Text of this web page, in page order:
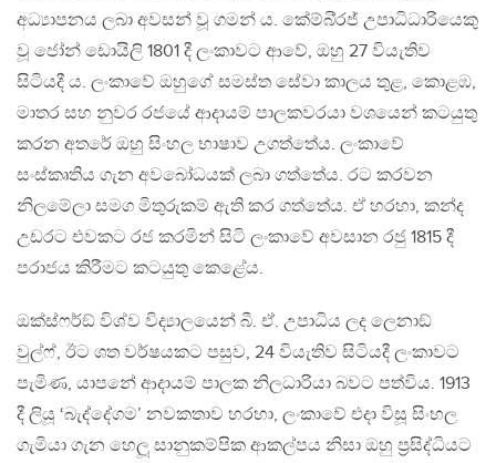
අධ්‍යාපනය ලබා අවසන් වූ ගමන් ය. කේම්බි‍්‍රජ් උපාධිධාරියෙකු
වූ ජෝන් ඩොයිලි 1801 දී ලංකාවට ආවේ, ඔහු 27 වියැතිව
සිටියදී ය. ලංකාවේ ඔහුගේ සමස්ත සේවා කාලය තුළ, කොළඹ,
මාතර සහ නුවර රජයේ ආදායම් පාලකවරයා වශයෙන් කටයුතු
කරන අතරේ ඔහු සිංහල භාෂාව උගත්තේය. ලංකාවේ
සංස්කෘතිය ගැන අවබෝධයක් ලබා ගත්තේය. රට කරවන
නිලමේලා සමග මිතුරුකම් ඇති කර ගත්තේය. ඒ හරහා, කන්ද
උඩරට එවකට රජ කරමින් සිටි ලංකාවේ අවසාන රජු 1815 දී
පරාජය කිරීමට කටයුතු කෙළේය.
ඔක්ස්ෆර්ඞ් විශ්ව විද්‍යාලයෙන් බී. ඒ. උපාධිය ලද ලෙනාඞ්
වුල්ෆ්, ඊට ශත වර්ෂයකට පසුව, 24 වියැතිව සිටියදී ලංකාවට
පැමිණ, යාපනේ ආදායම් පාලක නිලධාරියා බවට පත්විය. 1913
දී ලියූ ‘බැද්දේගම’ නවකතාව හරහා, ලංකාවේ එදා විසූ සිංහල
ගැමියා ගැන හෙලූ සානුකම්පික ආකල්පය නිසා ඔහු ප‍්‍රසිද්ධියට